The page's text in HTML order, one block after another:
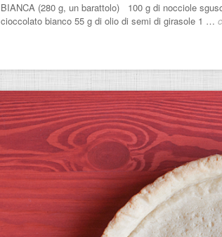
BIANCA (280 g, un barattolo) 100 g di nocciole
cioccolato bianco 55 g di olio di semi di girasole 1 …